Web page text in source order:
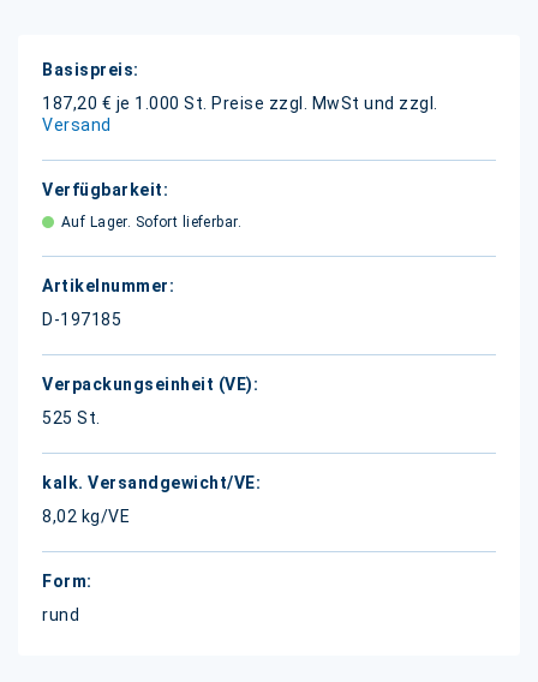
Weitere
Informationen
187,20 € je 1.000 St.
Preise zzgl. MwSt und zzgl.
Versand
Auf Lager. Sofort lieferbar.
D-197185
525 St.
8,02 kg/VE
rund